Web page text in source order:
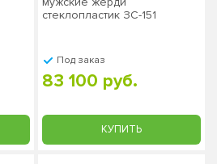
стеклопластик ЗС-151
Под заказ
83 100 руб.
КУПИТЬ